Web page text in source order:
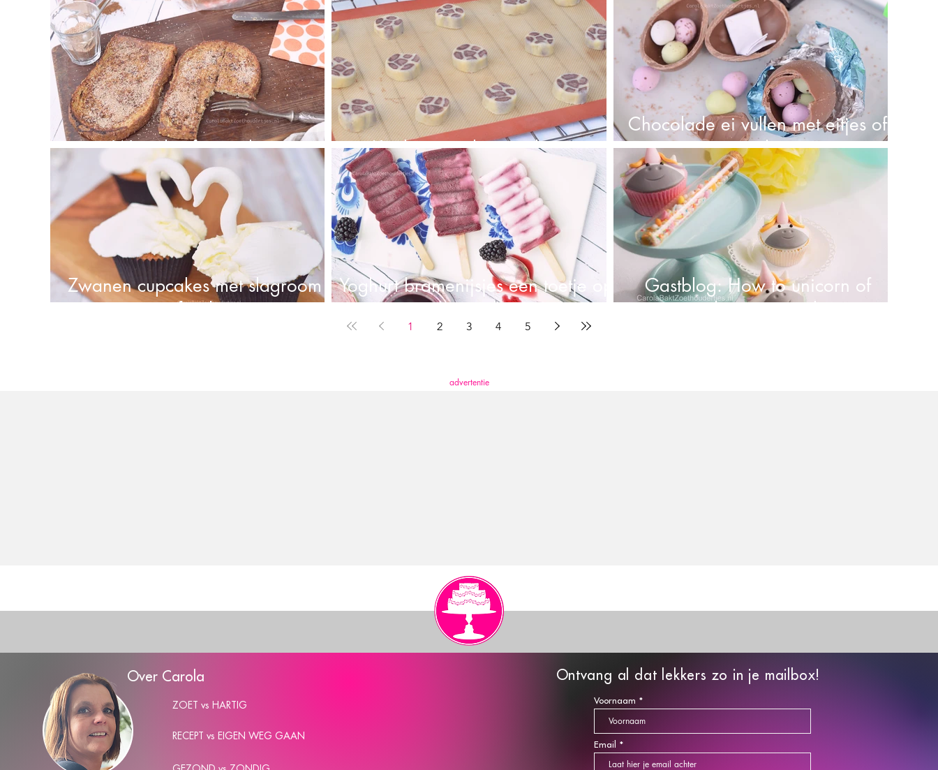
Wentelteefjes maken Koekjes met luipaard print
Chocolade ei vullen met eitjes of
speeltje
Zwanen cupcakes met slagroom
en fondant
Yoghurt bramenijsjes een toetje op
een stokje
Gastblog: How to unicorn of
eenhoorn cupcake
1 2 3 4 5
advertentie
Over Carola
ZOET vs HARTIG
RECEPT vs EIGEN WEG GAAN
Ontvang al dat lekkers zo in je mailbox!
Voornaam
Email